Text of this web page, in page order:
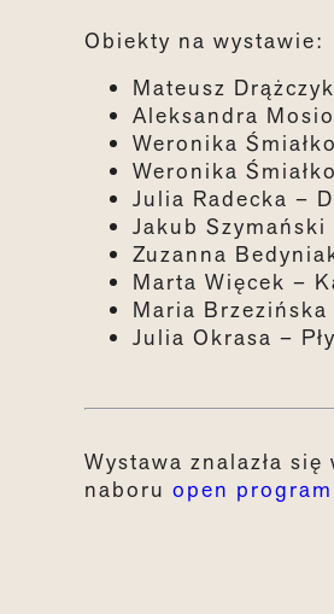
Obiekty na wystawie:
Mateusz Drążczyk
Aleksandra
Weronika
Weronika
Julia Radecka –
Jakub Szymański
Zuzanna
Marta Więcek –
Maria Brzezińska
Julia Okrasa –
Wystawa znalazła
naboru open